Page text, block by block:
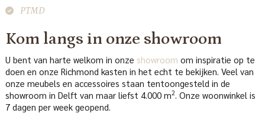
PTMD
Kom langs in onze showroom
U bent van harte welkom in onze showroom om inspiratie op te
doen en onze Richmond kasten in het echt te bekijken. Veel van
onze meubels en accessoires staan tentoongesteld in de
showroom in Delft van maar liefst 4.000 m2. Onze woonwinkel is
7 dagen per week geopend.